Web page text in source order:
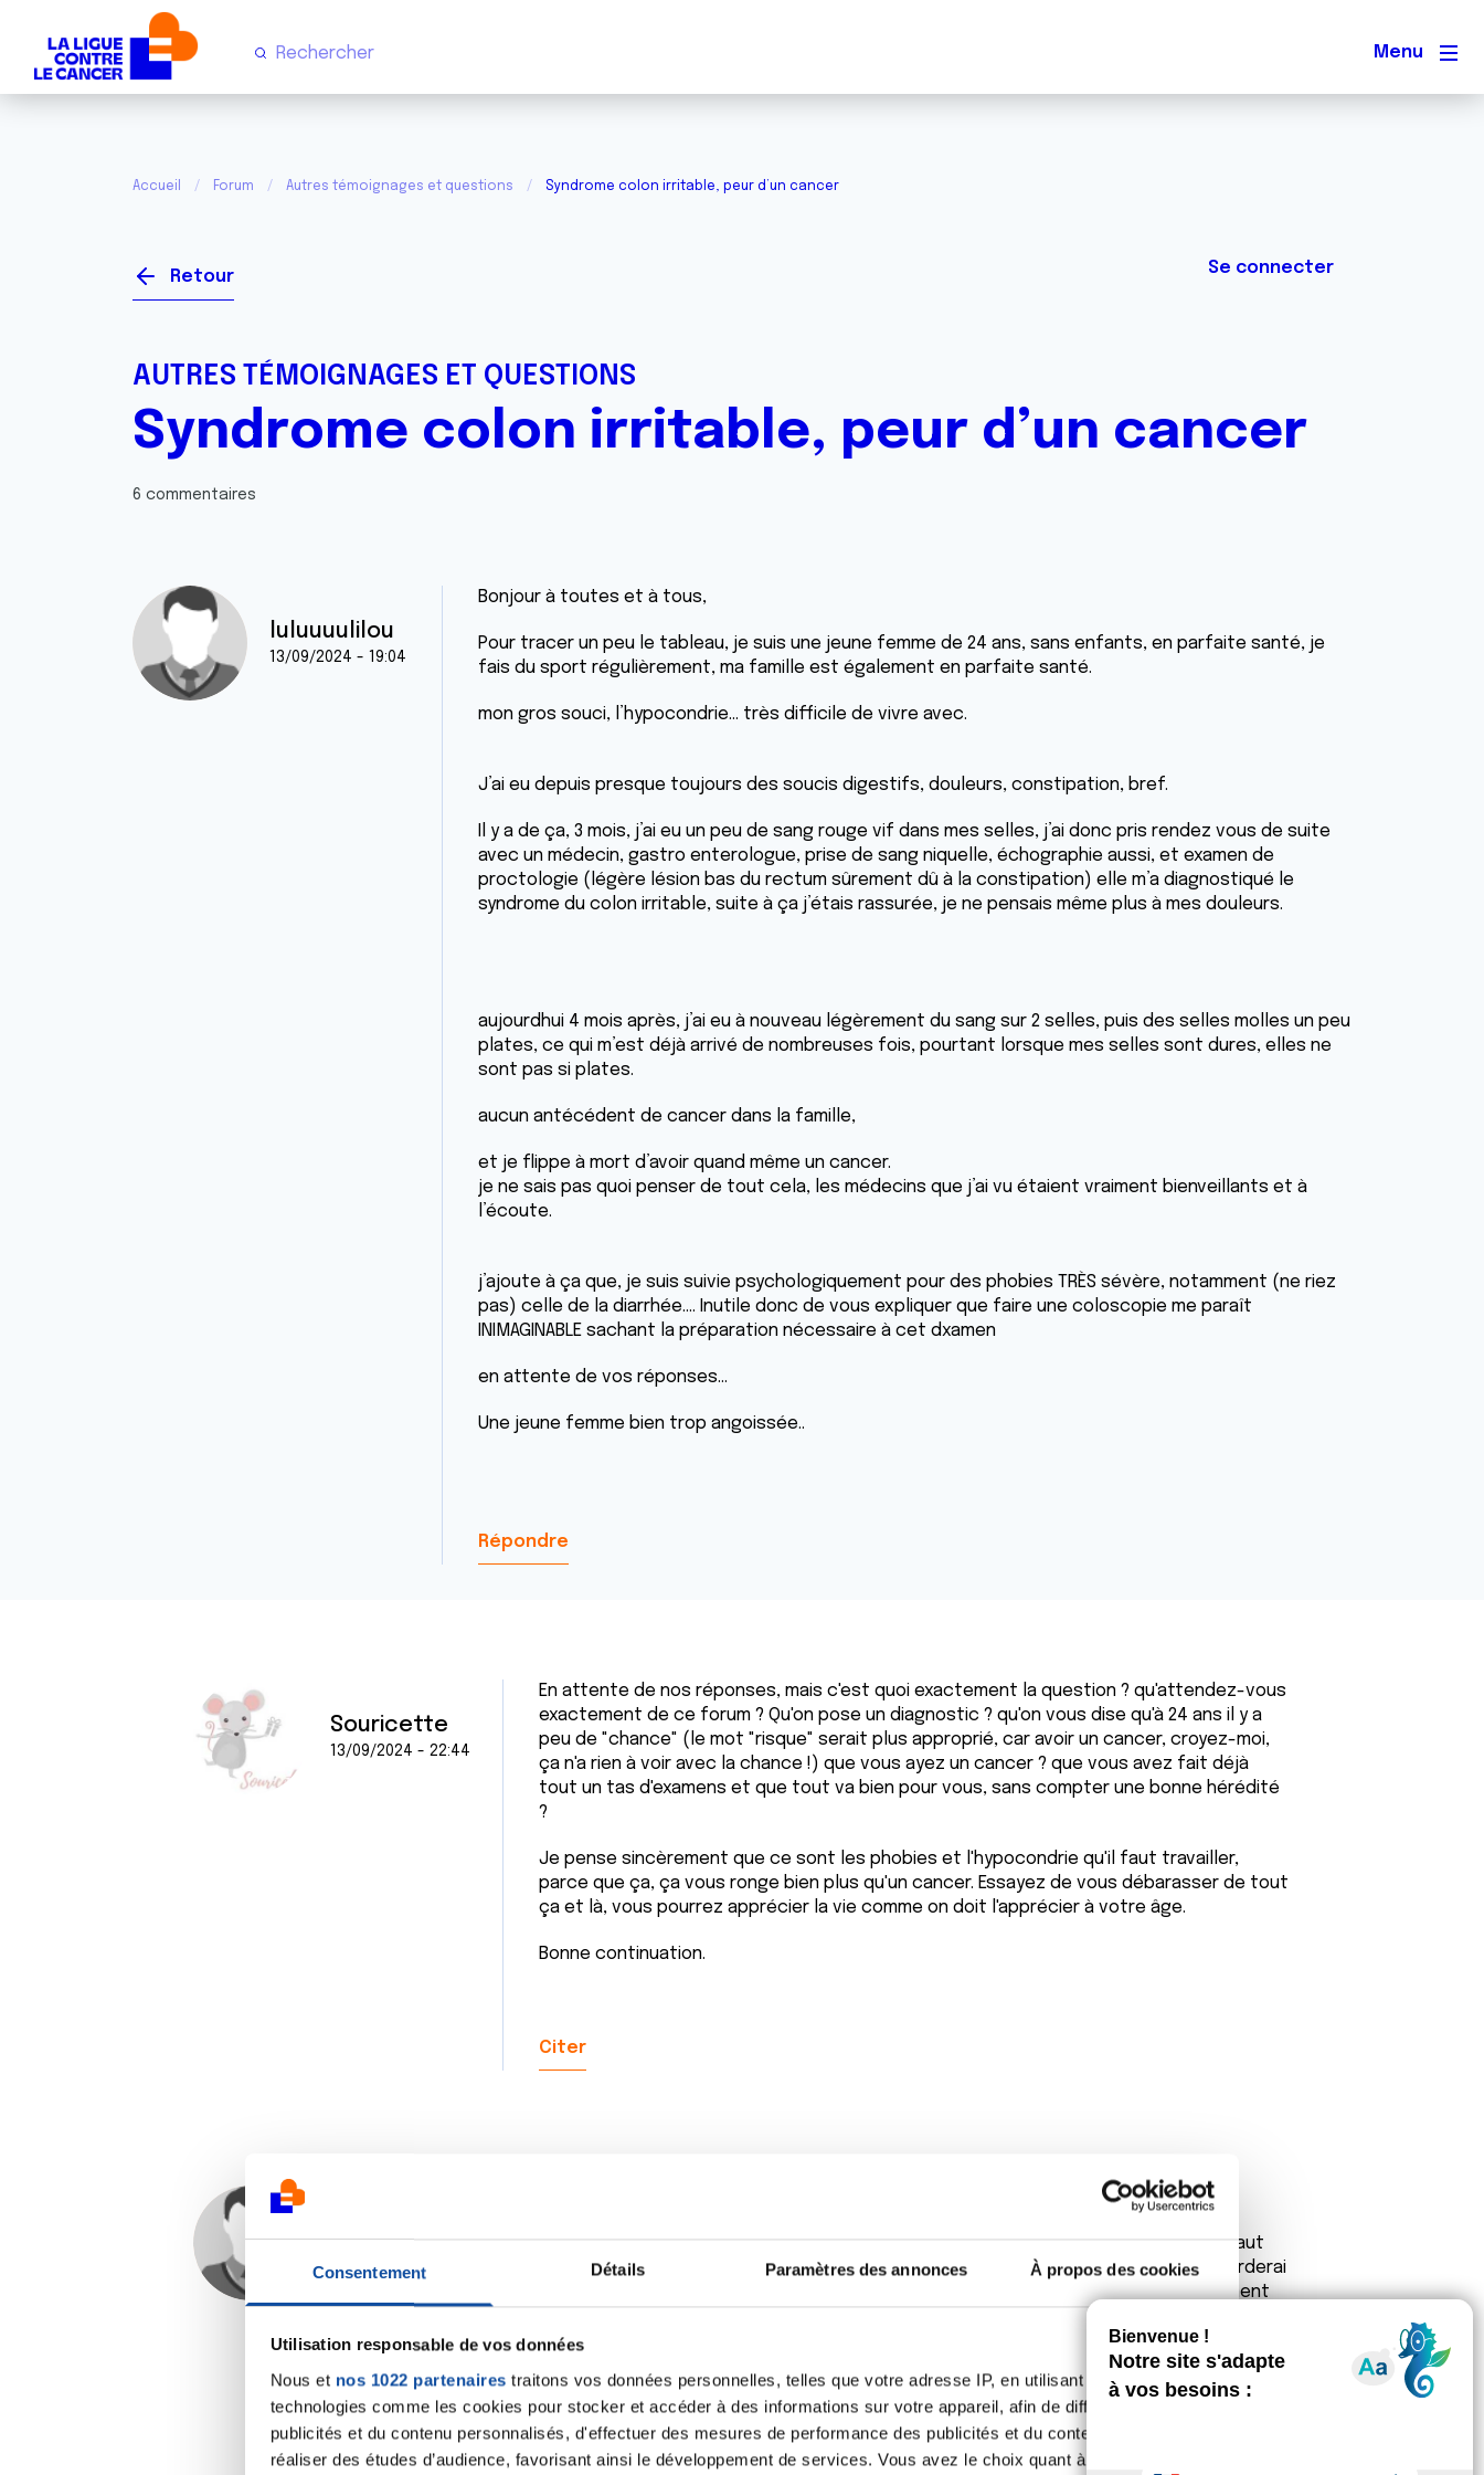
Consentement Détails Paramètres des annonces À propos des cookies
Utilisation responsable de vos données
Nous et nos 1022 partenaires traitons vos données personnelles, telles que votre adresse IP, en utilisant des
technologies comme les cookies pour stocker et accéder à des informations sur votre appareil, afin de diffuser des
publicités et du contenu personnalisés, d'effectuer des mesures de performance des publicités et du contenu, ainsi que de
réaliser des études d’audience, favorisant ainsi le développement de services. Vous avez le choix quant à l'utilisation de
Menu
Accueil Forum Autres témoignages et questions Syndrome colon irritable, peur d’un cancer
Retour Se connecter
AUTRES TÉMOIGNAGES ET QUESTIONS
Syndrome colon irritable, peur d’un cancer
6 commentaires
luluuuulilou
13/09/2024 - 19:04
Bonjour à toutes et à tous,
Pour tracer un peu le tableau, je suis une jeune femme de 24 ans, sans enfants, en parfaite santé, je
fais du sport régulièrement, ma famille est également en parfaite santé.
mon gros souci, l’hypocondrie… très difficile de vivre avec.
J’ai eu depuis presque toujours des soucis digestifs, douleurs, constipation, bref.
Il y a de ça, 3 mois, j’ai eu un peu de sang rouge vif dans mes selles, j’ai donc pris rendez vous de suite
avec un médecin, gastro enterologue, prise de sang niquelle, échographie aussi, et examen de
proctologie (légère lésion bas du rectum sûrement dû à la constipation) elle m’a diagnostiqué le
syndrome du colon irritable, suite à ça j’étais rassurée, je ne pensais même plus à mes douleurs.
aujourdhui 4 mois après, j’ai eu à nouveau légèrement du sang sur 2 selles, puis des selles molles un peu
plates, ce qui m’est déjà arrivé de nombreuses fois, pourtant lorsque mes selles sont dures, elles ne
sont pas si plates.
aucun antécédent de cancer dans la famille,
et je flippe à mort d’avoir quand même un cancer.
je ne sais pas quoi penser de tout cela, les médecins que j’ai vu étaient vraiment bienveillants et à
l’écoute.
j’ajoute à ça que, je suis suivie psychologiquement pour des phobies TRÈS sévère, notamment (ne riez
pas) celle de la diarrhée…. Inutile donc de vous expliquer que faire une coloscopie me paraît
INIMAGINABLE sachant la préparation nécessaire à cet dxamen
en attente de vos réponses…
Une jeune femme bien trop angoissée..
Répondre
Souricette
13/09/2024 - 22:44
En attente de nos réponses, mais c'est quoi exactement la question ? qu'attendez-vous
exactement de ce forum ? Qu'on pose un diagnostic ? qu'on vous dise qu'à 24 ans il y a
peu de "chance" (le mot "risque" serait plus approprié, car avoir un cancer, croyez-moi,
ça n'a rien à voir avec la chance !) que vous ayez un cancer ? que vous avez fait déjà
tout un tas d'examens et que tout va bien pour vous, sans compter une bonne hérédité
?
Je pense sincèrement que ce sont les phobies et l'hypocondrie qu'il faut travailler,
parce que ça, ça vous ronge bien plus qu'un cancer. Essayez de vous débarasser de tout
ça et là, vous pourrez apprécier la vie comme on doit l'apprécier à votre âge.
Bonne continuation.
Citer
Je suis du même avis que Souricette, c'est l'hypocondrie et les phobies qu'il vous faut
traiter. Etant moi-même phobique (pas au sujet de ma santé cependant) , je me garderai
bien de vous juger, je sais que c'est très douloureux car même si on sait pertinemment
que nos angoisses sont insensées, on ne peut pourtant pas se raisonner.
Citer